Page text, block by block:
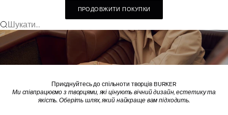
ПРОДОВЖИТИ ПОКУПКИ
Шукати...
Приєднуйтесь до спільноти творців BURKER
Ми співпрацюємо з творцями, які цінують вічний дизайн, естетику та
якість. Оберіть шлях, який найкраще вам підходить.